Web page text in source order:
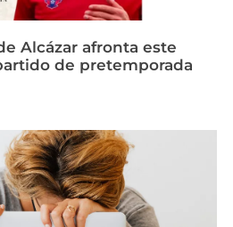
Alcázar afronta este
de pretemporada